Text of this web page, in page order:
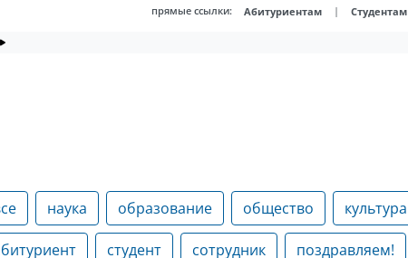
прямые ссылки: Абитуриентам | Студентам
наука образование общество культура
студент сотрудник поздравляем!